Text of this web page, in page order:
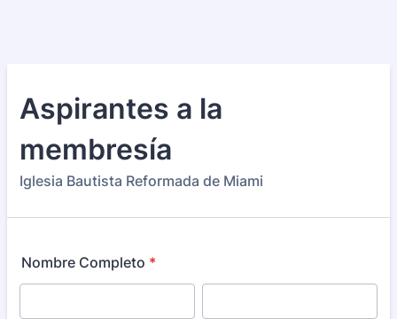
Aspirantes a la
membresía
Iglesia Bautista Reformada de Miami
Nombre Completo *